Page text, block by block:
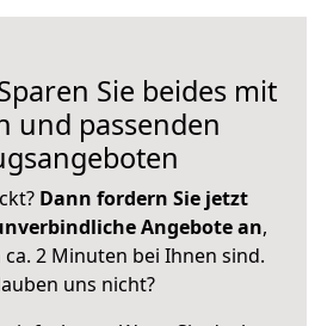
Sie beides mit
und passenden
Dann fordern Sie jetzt
Angebote an,
2 Minuten bei Ihnen sind.
uns nicht?